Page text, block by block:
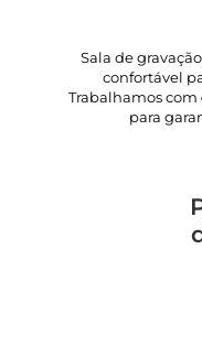
Sala de
confortável
Trabalhamos com
para